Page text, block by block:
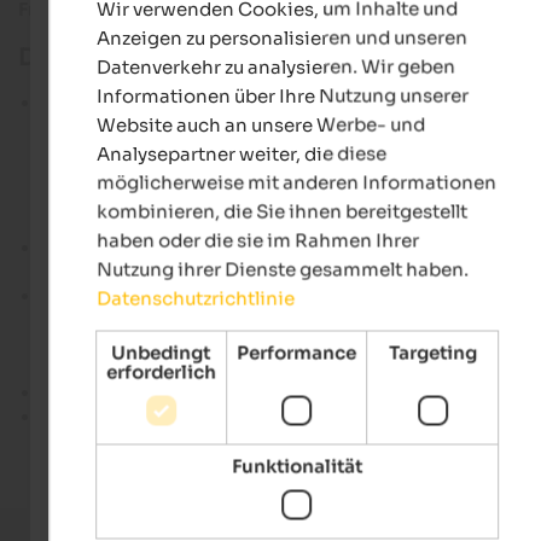
aufwirft, gibt es hier einen Überblick für Sie.
Die wichtigsten Informationen
Je nach Unterkunftskategorie wird ab01.01.2024
Basisbetrag zwischen 1,50 € und 2,50 € pro Person und
Nacht berechnet. DieGemeindenhaben jedoch die
Möglichkeit, die Ortstaxe zur Finanzierung von
tourismusrelevanten Dienstleistungen und
auf maximal 5 €anzuheben.
In allen Unterkünften mit4 Sternen oder mehr
Urlauber ab 2,50 € pro Tag und Person.
3-Sterne-oder 3-Sterne-Superior-Unterkünften sowie
Sonnen-Unterkünften (Privatvermieter) und 5-Sterne-
Camping wird ab 2 € berechnet.
alle anderen Unterkünftebeträgt die Ortstaxe ab 1,50
Kinder und Jugendliche
, bis sie das 14.
Lebensjahr vollendet haben.
GERMAN
Wir verwenden Cookies, um Inhalte und
Anzeigen zu personalisieren und unseren
Datenverkehr zu analysieren. Wir geben
Informationen über Ihre Nutzung unserer
Website auch an unsere Werbe- und
Analysepartner weiter, die diese
möglicherweise mit anderen Informationen
kombinieren, die Sie ihnen bereitgestellt
haben oder die sie im Rahmen Ihrer
Nutzung ihrer Dienste gesammelt haben.
Datenschutzrichtlinie
Unbedingt
erforderlich
Performance Targeting
Funktionalität